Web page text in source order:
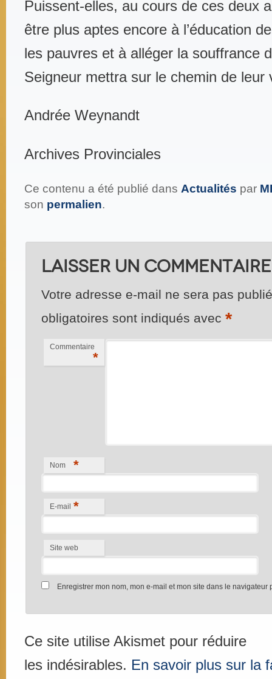
Puissent-elles, au cours de ces deux
être plus aptes encore à l’éducation
les pauvres et à alléger la souffrance
Seigneur mettra sur le chemin de leur
Andrée Weynandt
Archives Provinciales
Ce contenu a été publié dans Actualités par
son permalien.
Laisser un commentaire
Votre adresse e-mail ne sera pas
obligatoires sont indiqués avec *
Commentaire
*
Nom *
E-mail *
Site web
Enregistrer mon nom, mon e-mail et mon site dans le
Ce site utilise Akismet pour réduire
les indésirables. En savoir plus sur la